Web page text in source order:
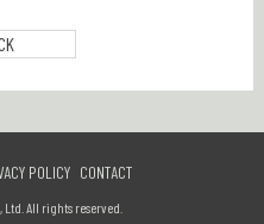
POLICY CONTACT
All rights reserved.